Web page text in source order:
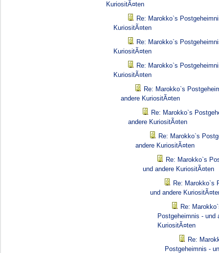
KuriositÃ¤ten
Re: Marokko`s
KuriositÃ¤ten
Re: Marokko`s
KuriositÃ¤ten
Re: Marokko`s
KuriositÃ¤ten
Re: Marokko`s
andere KuriositÃ¤ten
Re: Marokko`s
andere KuriositÃ¤ten
Re: Marokko`s
andere KuriositÃ¤ten
Re: Marokko`s
und andere KuriositÃ¤ten
Re: Marokko`s
und andere
Re:
Postgeheimnis - und
KuriositÃ¤ten
Re:
Postgeheimnis -